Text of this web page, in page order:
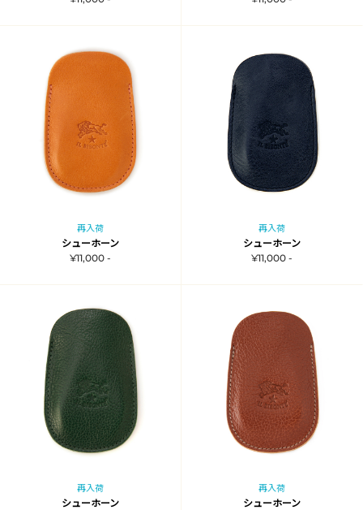
再入荷
シューホーン
¥11,000 -
再入荷
シューホーン
¥11,000 -
再入荷
シューホーン
再入荷
シューホーン